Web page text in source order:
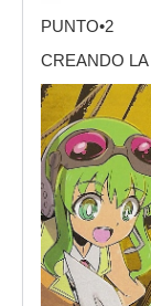
PUNTO•2
CREANDO